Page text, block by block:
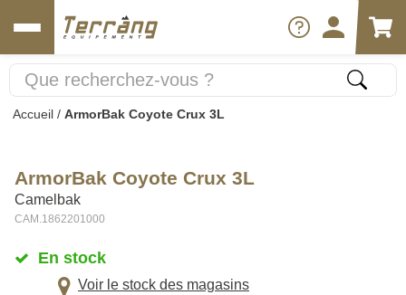
Accueil / ArmorBak Coyote Crux 3L
ArmorBak Coyote Crux 3L
Camelbak
CAM.1862201000
En stock
Voir le stock des magasins